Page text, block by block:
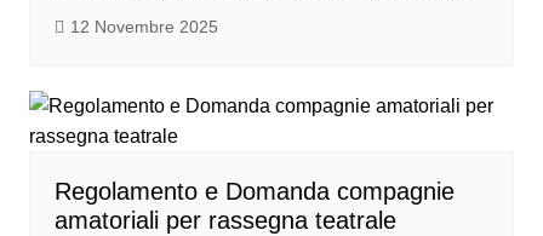
12 Novembre 2025
Regolamento e Domanda compagnie
amatoriali per rassegna teatrale